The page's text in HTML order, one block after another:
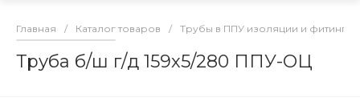
Главная / Каталог товаров / Трубы в ППУ изоляции и фитинги
Труба б/ш г/д 159х5/280 ППУ-ОЦ